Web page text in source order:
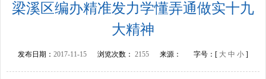
梁溪区编办精准发力学懂弄通做实十九
大精神
发布日期： 2017-11-15 浏览次数： 2155 来源： 字号：[ 大 中 小 ]